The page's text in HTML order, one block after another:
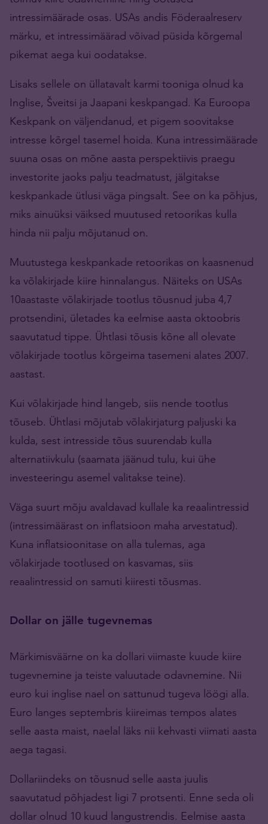
intressimäärade osas. USAs andis Föderaalreserv
märku, et intressimäärad võivad püsida kõrgemal
pikemat aega kui oodatakse.
Lisaks sellele on üllatavalt karmi tooniga olnud ka
Inglise, Šveitsi ja Jaapani keskpangad. Ka Euroopa
Keskpank on väljendanud, et pigem soovitakse
intresse kõrgel tasemel hoida. Kuna intressimäärade
suuna osas on mõne aasta perspektiivis praegu
investorite jaoks palju teadmatust, jälgitakse
keskpankade ütlusi väga pingsalt. See on ka põhjus,
miks ainuüksi väiksed muutused retoorikas kulla
hinda nii palju mõjutanud on.
Muutustega keskpankade retoorikas on kaasnenud
ka võlakirjade kiire hinnalangus. Näiteks on USAs
10aastaste võlakirjade tootlus tõusnud juba 4,7
protsendini, ületades ka eelmise aasta oktoobris
saavutatud tippe. Ühtlasi tõusis kõne all olevate
võlakirjade tootlus kõrgeima tasemeni alates 2007.
aastast.
Kui võlakirjade hind langeb, siis nende tootlus
tõuseb. Ühtlasi mõjutab võlakirjaturg paljuski ka
kulda, sest intresside tõus suurendab kulla
alternatiivkulu (saamata jäänud tulu, kui ühe
investeeringu asemel valitakse teine).
Väga suurt mõju avaldavad kullale ka reaalintressid
(intressimäärast on inflatsioon maha arvestatud).
Kuna inflatsioonitase on alla tulemas, aga
võlakirjade tootlused on kasvamas, siis
reaalintressid on samuti kiiresti tõusmas.
Dollar on jälle tugevnemas
Märkimisväärne on ka dollari viimaste kuude kiire
tugevnemine ja teiste valuutade odavnemine. Nii
euro kui inglise nael on sattunud tugeva löögi alla.
Euro langes septembris kiireimas tempos alates
selle aasta maist, naelal läks nii kehvasti viimati aasta
aega tagasi.
Dollariindeks on tõusnud selle aasta juulis
saavutatud põhjadest ligi 7 protsenti. Enne seda oli
dollar olnud 10 kuud langustrendis. Eelmise aasta